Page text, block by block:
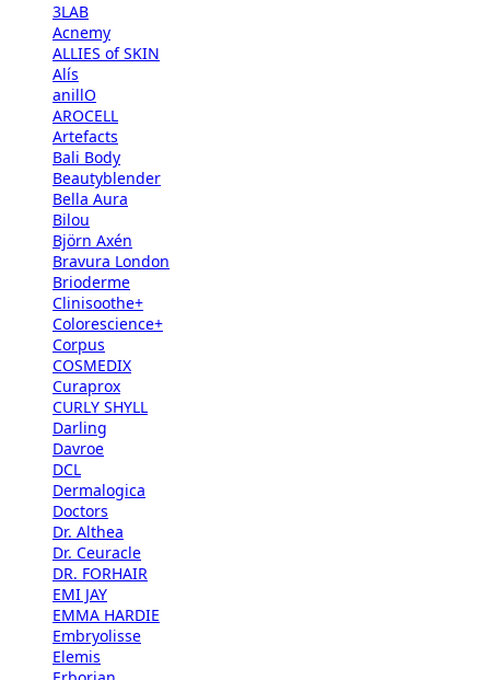
3LAB
Acnemy
ALLIES of SKIN
Alís
anillO
AROCELL
Artefacts
Bali Body
Beautyblender
Bella Aura
Bilou
Björn Axén
Bravura London
Brioderme
Clinisoothe+
Colorescience+
Corpus
COSMEDIX
Curaprox
CURLY SHYLL
Darling
Davroe
DCL
Dermalogica
Doctors
Dr. Althea
Dr. Ceuracle
DR. FORHAIR
EMI JAY
EMMA HARDIE
Embryolisse
Elemis